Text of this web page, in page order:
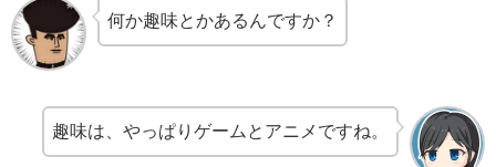
何か趣味とかあるんですか？
趣味は、やっぱりゲームとアニメですね。